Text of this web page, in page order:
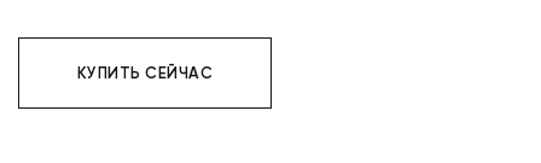
КУПИТЬ СЕЙЧАС